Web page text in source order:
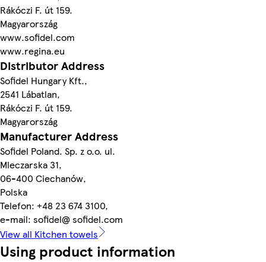
Rákóczi F. út 159.
Magyarország
www.sofidel.com
www.regina.eu
Distributor Address
Sofidel Hungary Kft.,
2541 Lábatlan,
Rákóczi F. út 159.
Magyarország
Manufacturer Address
Sofidel Poland. Sp. z o.o. ul.
Mleczarska 31,
06-400 Ciechanów,
Polska
Telefon: +48 23 674 3100,
e-mail: sofidel@ sofidel.com
View all Kitchen towels
Using product information